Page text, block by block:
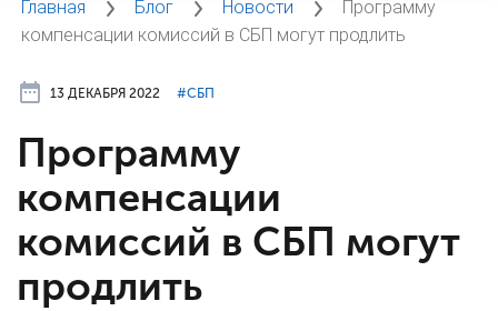
Главная Блог Новости
Программу
компенсации комиссий в СБП могут продлить
13 ДЕКАБРЯ 2022 #⁣СБП
Программу
компенсации
комиссий в СБП могут
продлить